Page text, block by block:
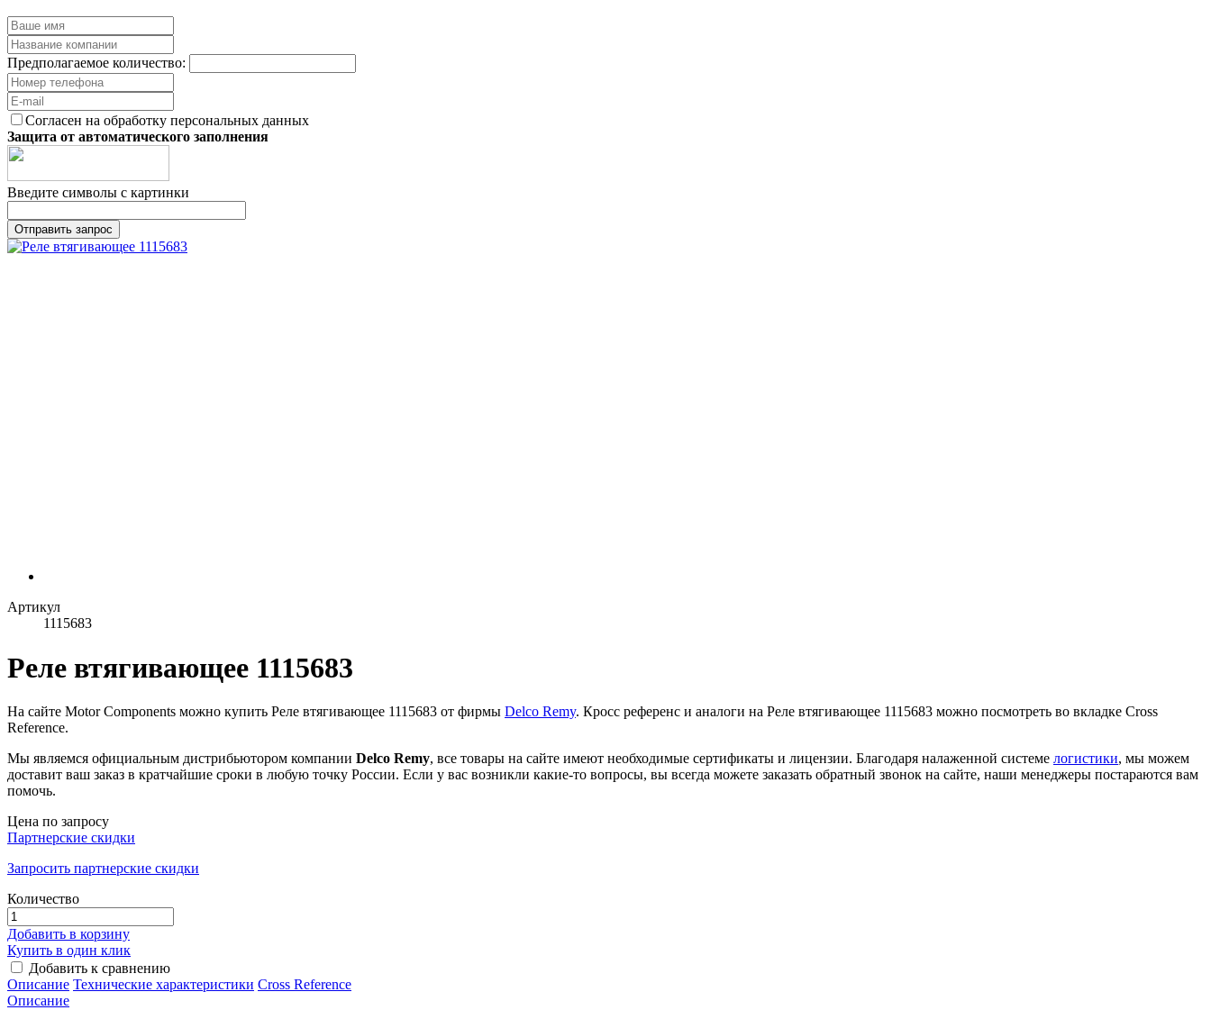
Предполагаемое количество:
Согласен на обработку персональных данных
Защита от автоматического заполнения
Введите символы с картинки
Артикул
1115683
Реле втягивающее 1115683
На сайте Motor Components можно купить Реле втягивающее 1115683 от фирмы Delco Remy. Кросс референс и аналоги на Реле втягивающее 1115683 можно посмотреть во вкладке Cross
Reference.
Мы являемся официальным дистрибьютором компании Delco Remy, все товары на сайте имеют необходимые сертификаты и лицензии. Благодаря налаженной системе логистики, мы можем
доставит ваш заказ в кратчайшие сроки в любую точку России. Если у вас возникли какие-то вопросы, вы всегда можете заказать обратный звонок на сайте, наши менеджеры постараются вам
помочь.
Цена по запросу
Партнерские скидки
Запросить партнерские скидки
Количество
Добавить в корзину
Купить в один клик
Добавить к сравнению
Описание Технические характеристики Сross Reference
Описание